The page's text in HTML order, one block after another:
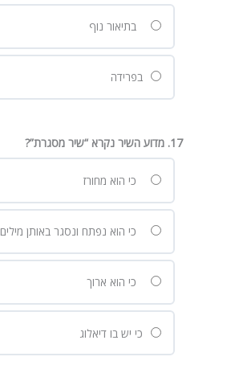
בתיאור נוף
בפרידה
17. מדוע השיר נקרא “שיר מסגרת”?
כי הוא מחורז
כי הוא נפתח ונסגר באותן מילים
כי הוא ארוך
כי יש בו דיאלוג